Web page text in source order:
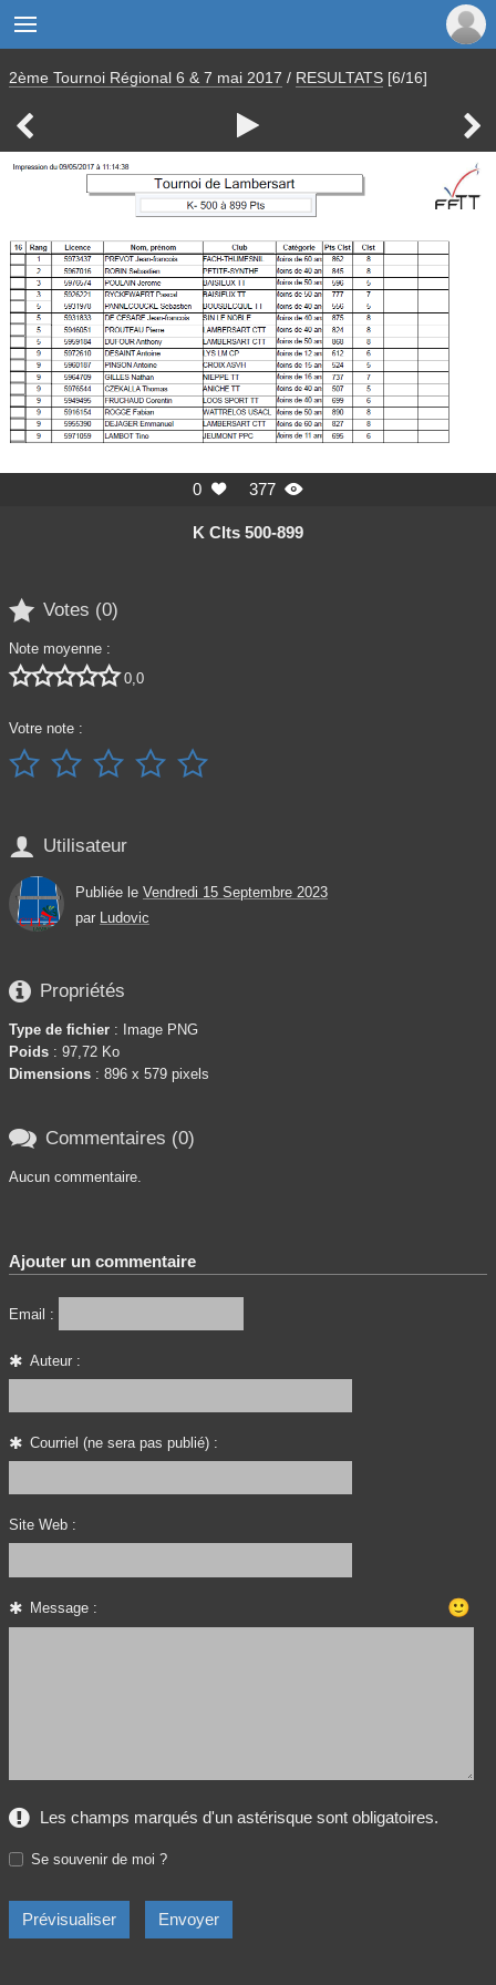

2ème Tournoi Régional 6 & 7 mai 2017 / RESULTATS [6/16]
  
0  377 
K Clts 500-899
 Votes (0)
Note moyenne :
 0,0
Votre note :
    
 Utilisateur
Publiée le Vendredi 15 Septembre 2023
par Ludovic
 Propriétés
Type de fichier : Image PNG
Poids : 97,72 Ko
Dimensions : 896 x 579 pixels
 Commentaires (0)
Aucun commentaire.
Ajouter un commentaire
Email :
Auteur :
Courriel (ne sera pas publié) :
Site Web :
Message : 🙂
Les champs marqués d'un astérisque sont obligatoires.
Se souvenir de moi ?